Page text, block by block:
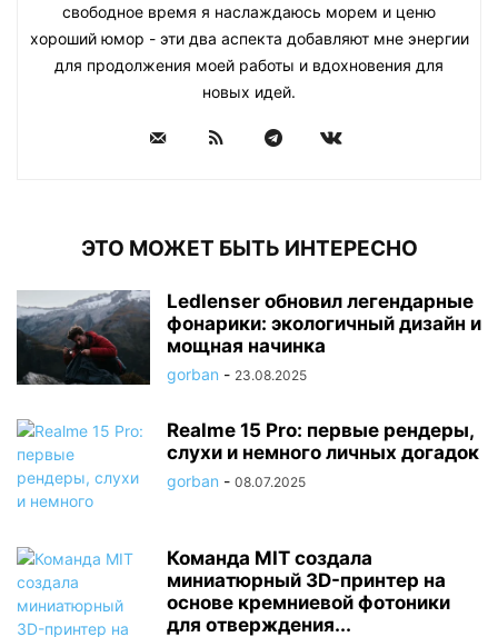
свободное время я наслаждаюсь морем и ценю
хороший юмор - эти два аспекта добавляют мне энергии
для продолжения моей работы и вдохновения для
новых идей.
ЭТО МОЖЕТ БЫТЬ ИНТЕРЕСНО
Ledlenser обновил легендарные
фонарики: экологичный дизайн и
мощная начинка
gorban - 23.08.2025
Realme 15 Pro: первые рендеры,
слухи и немного личных догадок
gorban - 08.07.2025
Команда MIT создала
миниатюрный 3D-принтер на
основе кремниевой фотоники
для отверждения...